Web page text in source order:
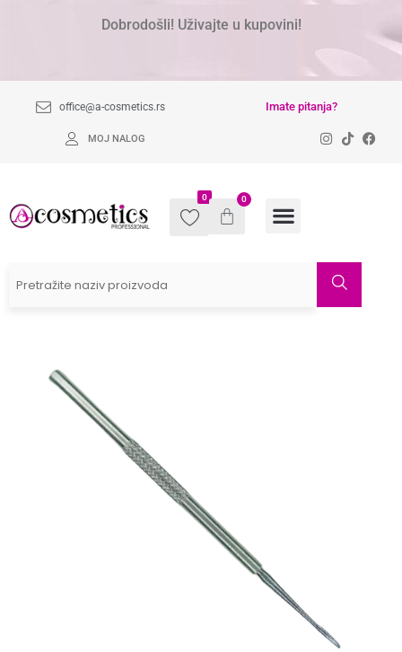
Dobrodošli! Uživajte u kupovini!
office@a-cosmetics.rs Imate pitanja?
MOJ NALOG
0 0